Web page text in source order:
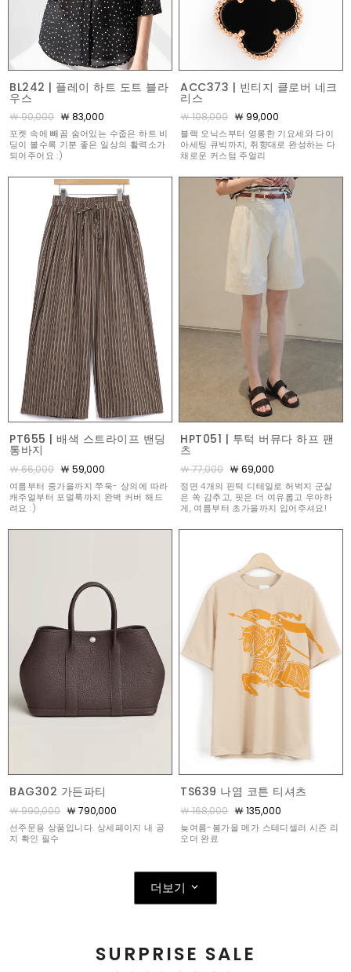
BL242 | 플레이 하트 도트 블라
우스
￦ 90,000 ￦ 83,000
포켓 속에 빼꼼 숨어있는 수줍은 하트 비
딩이 볼수록 기분 좋은 일상의 활력소가
되어주어요 :)
ACC373 | 빈티지 클로버 네크
리스
￦ 108,000 ￦ 99,000
블랙 오닉스부터 영롱한 기요세와 다이
아세팅 큐빅까지, 취향대로 완성하는 다
채로운 커스텀 주얼리
PT655 | 배색 스트라이프 밴딩
통바지
￦ 66,000 ￦ 59,000
여름부터 중가을까지 쭈욱- 상의에 따라
캐주얼부터 포멀룩까지 완벽 커버 해드
려요 :)
HPT051 | 투턱 버뮤다 하프 팬
츠
￦ 77,000 ￦ 69,000
정면 4개의 핀턱 디테일로 허벅지 군살
은 쏙 감추고, 핏은 더 여유롭고 우아하
게, 여름부터 초가을까지 입어주셔요!
BAG302 가든파티
￦ 990,000 ￦ 790,000
선주문용 상품입니다. 상세페이지 내 공
지 확인 필수
TS639 나염 코튼 티셔츠
￦ 168,000 ￦ 135,000
늦여름-봄가을 메가 스테디셀러 시즌 리
오더 완료
더보기
SURPRISE SALE